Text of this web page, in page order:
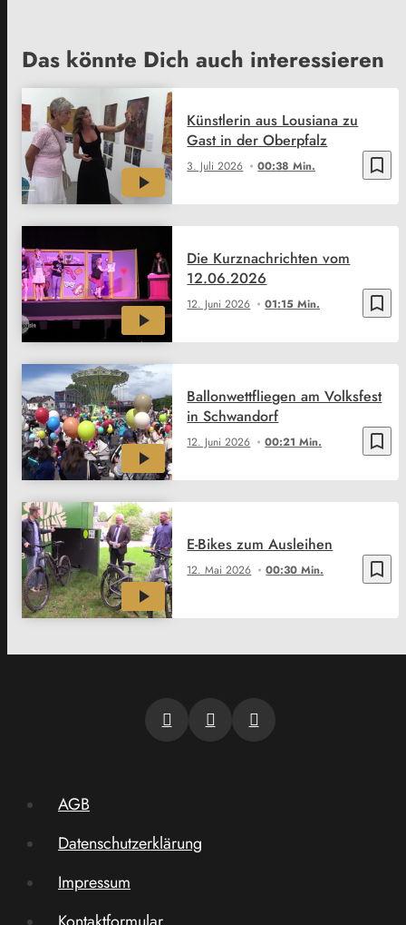
Das könnte Dich auch interessieren
bookmark_border
3. Juli 2026 00:38 Min.
Künstlerin aus Lousiana zu
Gast in der Oberpfalz
bookmark_border
12. Juni 2026 01:15 Min.
Die Kurznachrichten vom
12.06.2026
bookmark_border
12. Juni 2026 00:21 Min.
Ballonwettfliegen am Volksfest
in Schwandorf
bookmark_border
12. Mai 2026 00:30 Min.
E-Bikes zum Ausleihen
AGB
Datenschutzerklärung
Impressum